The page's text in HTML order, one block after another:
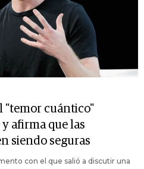
"temor cuántico"
afirma que las
siendo seguras
con el que salió a discutir una